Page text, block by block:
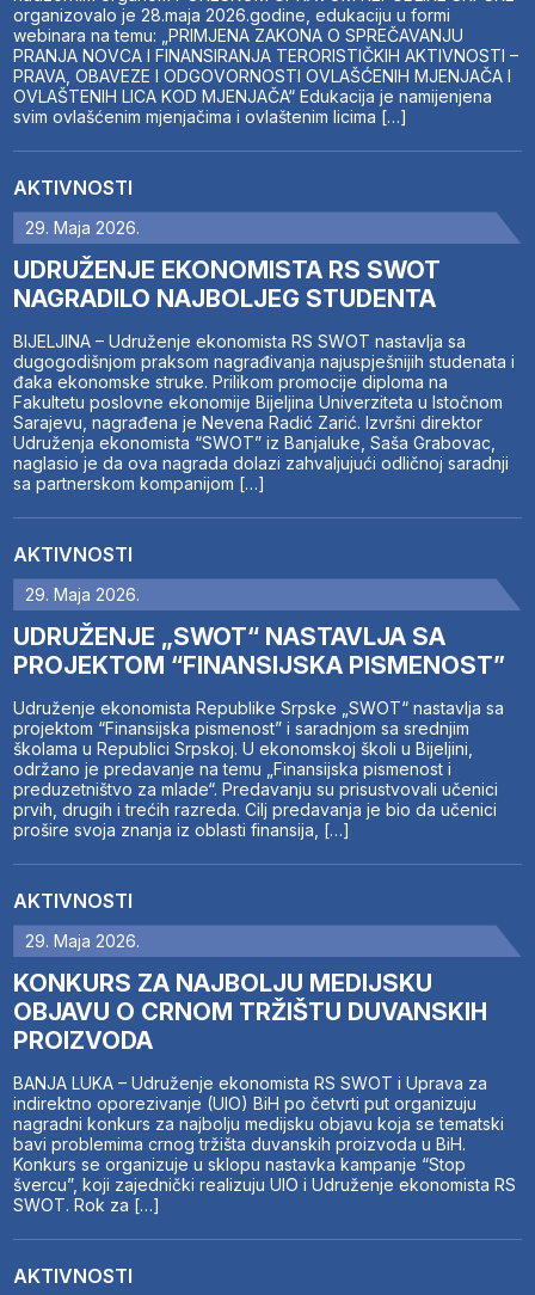
organizovalo je 28.maja 2026.godine, edukaciju u formi
webinara na temu: „PRIMJENA ZAKONA O SPREČAVANJU
PRANJA NOVCA I FINANSIRANJA TERORISTIČKIH AKTIVNOSTI –
PRAVA, OBAVEZE I ODGOVORNOSTI OVLAŠĆENIH MJENJAČA I
OVLAŠTENIH LICA KOD MJENJAČA“ Edukacija je namijenjena
svim ovlašćenim mjenjačima i ovlaštenim licima […]
AKTIVNOSTI
29. Maja 2026.
UDRUŽENJE EKONOMISTA RS SWOT
NAGRADILO NAJBOLJEG STUDENTA
BIJELJINA – Udruženje ekonomista RS SWOT nastavlja sa
dugogodišnjom praksom nagrađivanja najuspješnijih studenata i
đaka ekonomske struke. Prilikom promocije diploma na
Fakultetu poslovne ekonomije Bijeljina Univerziteta u Istočnom
Sarajevu, nagrađena je Nevena Radić Zarić. Izvršni direktor
Udruženja ekonomista “SWOT” iz Banjaluke, Saša Grabovac,
naglasio je da ova nagrada dolazi zahvaljujući odličnoj saradnji
sa partnerskom kompanijom […]
AKTIVNOSTI
29. Maja 2026.
UDRUŽENJE „SWOT“ NASTAVLJA SA
PROJEKTOM “FINANSIJSKA PISMENOST”
Udruženje ekonomista Republike Srpske „SWOT“ nastavlja sa
projektom “Finansijska pismenost” i saradnjom sa srednjim
školama u Republici Srpskoj. U ekonomskoj školi u Bijeljini,
održano je predavanje na temu „Finansijska pismenost i
preduzetništvo za mlade“. Predavanju su prisustvovali učenici
prvih, drugih i trećih razreda. Cilj predavanja je bio da učenici
prošire svoja znanja iz oblasti finansija, […]
AKTIVNOSTI
29. Maja 2026.
KONKURS ZA NAJBOLJU MEDIJSKU
OBJAVU O CRNOM TRŽIŠTU DUVANSKIH
PROIZVODA
BANJA LUKA – Udruženje ekonomista RS SWOT i Uprava za
indirektno oporezivanje (UIO) BiH po četvrti put organizuju
nagradni konkurs za najbolju medijsku objavu koja se tematski
bavi problemima crnog tržišta duvanskih proizvoda u BiH.
Konkurs se organizuje u sklopu nastavka kampanje “Stop
švercu”, koji zajednički realizuju UIO i Udruženje ekonomista RS
SWOT. Rok za […]
AKTIVNOSTI